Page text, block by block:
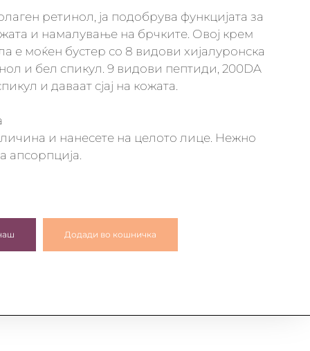
ретинол, ја подобрува функцијата за
и намалување на брчките. Овој крем
е моќен бустер со 8 видови хијалуронска
и бел спикул. 9 видови пептиди, 200DA
и даваат сјај на кожата.
и нанесете на целото лице. Нежно
апсорпција.
Додади во кошничка